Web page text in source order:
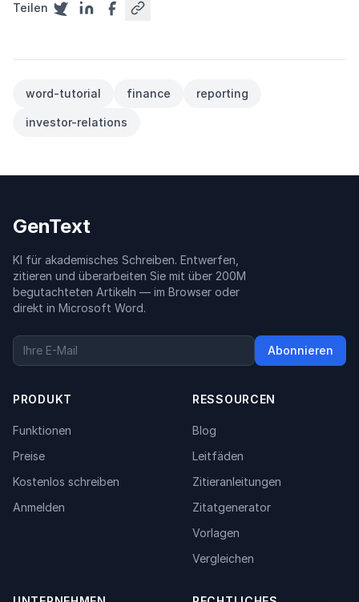
Teilen
word-tutorial finance reporting
investor-relations
GenText
KI für akademisches Schreiben. Entwerfen,
zitieren und überarbeiten Sie mit über 200M
begutachteten Artikeln — im Browser oder
direkt in Microsoft Word.
Abonnieren
PRODUKT
Funktionen
Preise
Kostenlos schreiben
Anmelden
RESSOURCEN
Blog
Leitfäden
Zitieranleitungen
Zitatgenerator
Vorlagen
Vergleichen